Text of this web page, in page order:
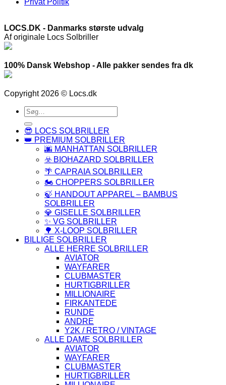
LOCS.DK - Danmarks største udvalg
Af originale Locs Solbriller
100% Dansk Webshop - Alle pakker sendes fra dk
Copyright 2026 © Locs.dk
Søg
efter:
😎 LOCS SOLBRILLER
👑 PREMIUM SOLBRILLER
🌆 MANHATTAN SOLBRILLER
☣️ BIOHAZARD SOLBRILLER
🌴 CAPRAIA SOLBRILLER
🏍️ CHOPPERS SOLBRILLER
🍃 HANDOUT APPAREL – BAMBUS
SOLBRILLER
💎 GISELLE SOLBRILLER
✨ VG SOLBRILLER
🌳 X-LOOP SOLBRILLER
BILLIGE SOLBRILLER
ALLE HERRE SOLBRILLER
AVIATOR
WAYFARER
CLUBMASTER
HURTIGBRILLER
MILLIONAIRE
FIRKANTEDE
RUNDE
ANDRE
Y2K / RETRO / VINTAGE
ALLE DAME SOLBRILLER
AVIATOR
WAYFARER
CLUBMASTER
HURTIGBRILLER